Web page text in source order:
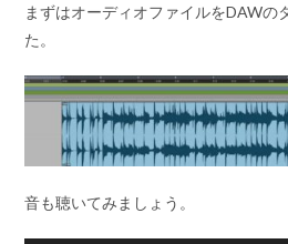
まずはオーディオファイルをDAWの
た。
音も聴いてみましょう。